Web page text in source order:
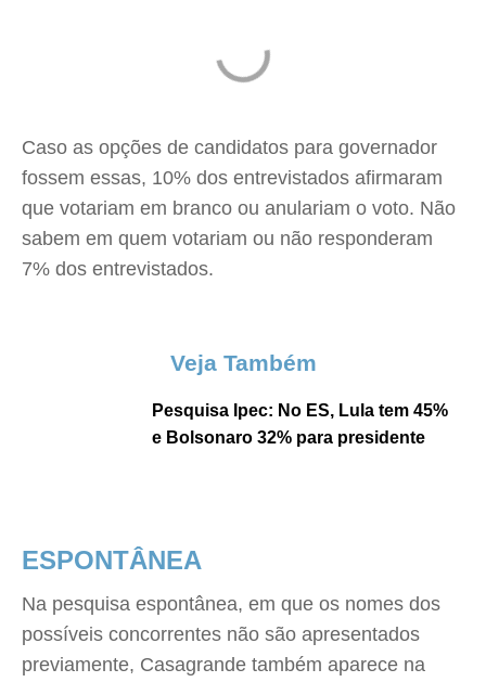
Caso as opções de candidatos para governador
fossem essas, 10% dos entrevistados afirmaram
que votariam em branco ou anulariam o voto. Não
sabem em quem votariam ou não responderam
7% dos entrevistados.
Veja Também
Pesquisa Ipec: No ES, Lula tem 45%
e Bolsonaro 32% para presidente
ESPONTÂNEA
Na pesquisa espontânea, em que os nomes dos
possíveis concorrentes não são apresentados
previamente, Casagrande também aparece na